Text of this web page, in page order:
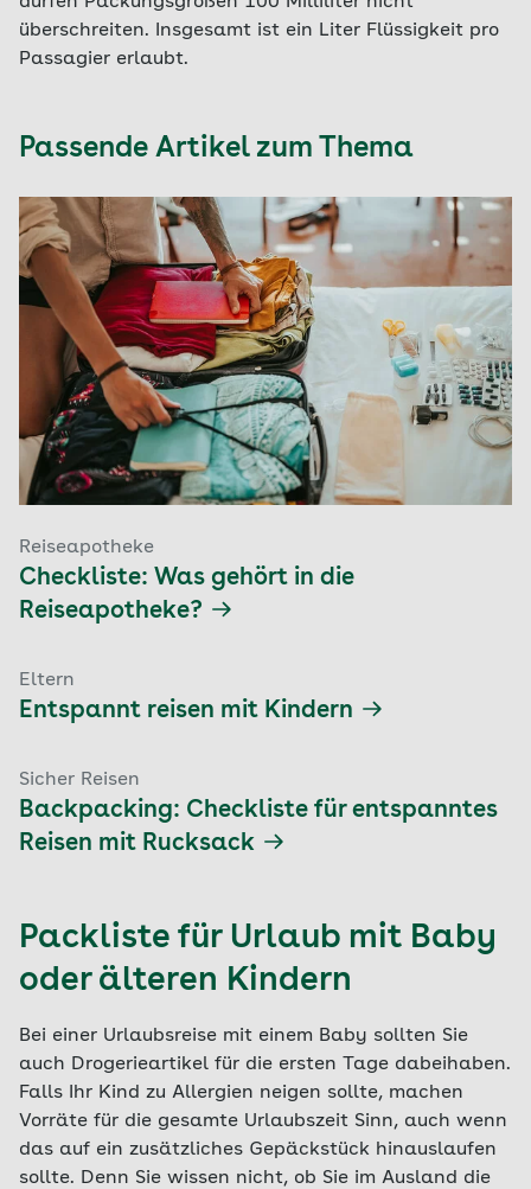
überschreiten. Insgesamt ist ein Liter Flüssigkeit pro
Passagier erlaubt.
Passende Artikel zum Thema
Reiseapotheke
Checkliste: Was gehört in die
Reiseapotheke?
Eltern
Entspannt reisen mit Kindern
Sicher Reisen
Backpacking: Checkliste für entspanntes
Reisen mit Rucksack
Packliste für Urlaub mit Baby
oder älteren Kindern
Bei einer Urlaubsreise mit einem Baby sollten Sie
auch Drogerieartikel für die ersten Tage dabeihaben.
Falls Ihr Kind zu Allergien neigen sollte, machen
Vorräte für die gesamte Urlaubszeit Sinn, auch wenn
das auf ein zusätzliches Gepäckstück hinauslaufen
sollte. Denn Sie wissen nicht, ob Sie im Ausland die